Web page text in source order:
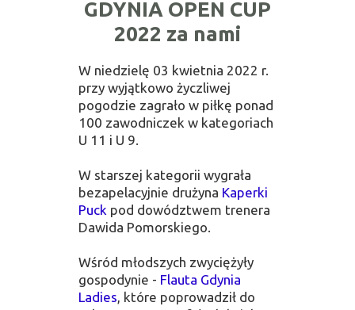
W niedzielę 03 kwietnia 2022 r.
przy wyjątkowo życzliwej
pogodzie zagrało w piłkę ponad
100 zawodniczek w kategoriach
U 11 i U 9.
W starszej kategorii wygrała
bezapelacyjnie drużyna Kaperki
Puck pod dowództwem trenera
Dawida Pomorskiego.
Wśród młodszych zwyciężyły
gospodynie - Flauta Gdynia
Ladies, które poprowadził do
GDYNIA OPEN CUP
2022 za nami